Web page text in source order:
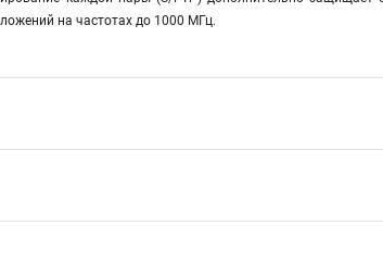
на частотах до 1000 МГц.